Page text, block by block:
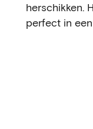
herschikken.
perfect in